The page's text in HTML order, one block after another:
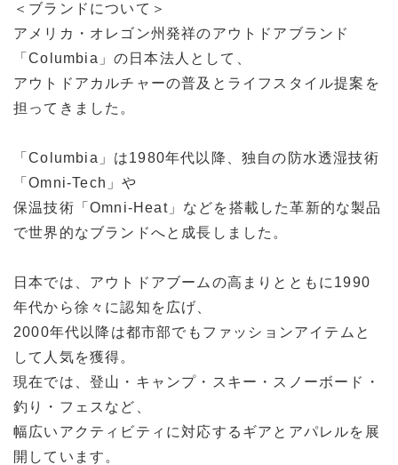
＜ブランドについて＞
アメリカ・オレゴン州発祥のアウトドアブランド
「Columbia」の日本法人として、
アウトドアカルチャーの普及とライフスタイル提案を
担ってきました。
「Columbia」は1980年代以降、独自の防水透湿技術
「Omni-Tech」や
保温技術「Omni-Heat」などを搭載した革新的な製品
で世界的なブランドへと成長しました。
日本では、アウトドアブームの高まりとともに1990
年代から徐々に認知を広げ、
2000年代以降は都市部でもファッションアイテムと
して人気を獲得。
現在では、登山・キャンプ・スキー・スノーボード・
釣り・フェスなど、
幅広いアクティビティに対応するギアとアパレルを展
開しています。